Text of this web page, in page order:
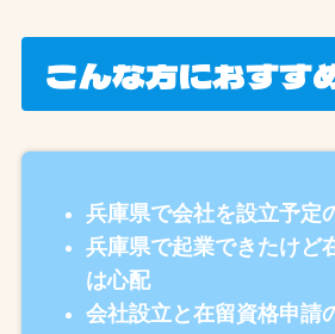
こんな方におすす
兵庫県で会社を設立予定
兵庫県で起業できたけど
は心配
会社設立と在留資格申請